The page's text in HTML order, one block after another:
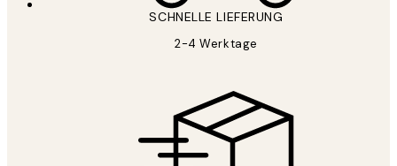
SCHNELLE LIEFERUNG
2-4 Werktage